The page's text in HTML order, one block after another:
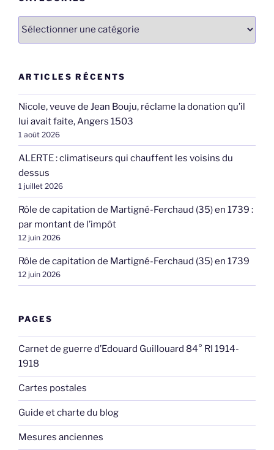
Catégories
ARTICLES RÉCENTS
Nicole, veuve de Jean Bouju, réclame la donation qu’il
lui avait faite, Angers 1503
1 août 2026
ALERTE : climatiseurs qui chauffent les voisins du
dessus
1 juillet 2026
Rôle de capitation de Martigné-Ferchaud (35) en 1739 :
par montant de l’impôt
12 juin 2026
Rôle de capitation de Martigné-Ferchaud (35) en 1739
12 juin 2026
PAGES
Carnet de guerre d’Edouard Guillouard 84° RI 1914-
1918
Cartes postales
Guide et charte du blog
Mesures anciennes